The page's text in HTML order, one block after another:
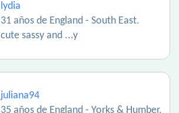
lydia
31 años de England - South East.
cute sassy and ...y
juliana94
35 años de England - Yorks & Humber.